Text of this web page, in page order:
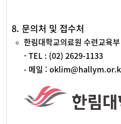
8. 문의처 및 접수처
한림대학교의료원 수련교육부
- TEL : (02) 2629-1133
- 메일 :